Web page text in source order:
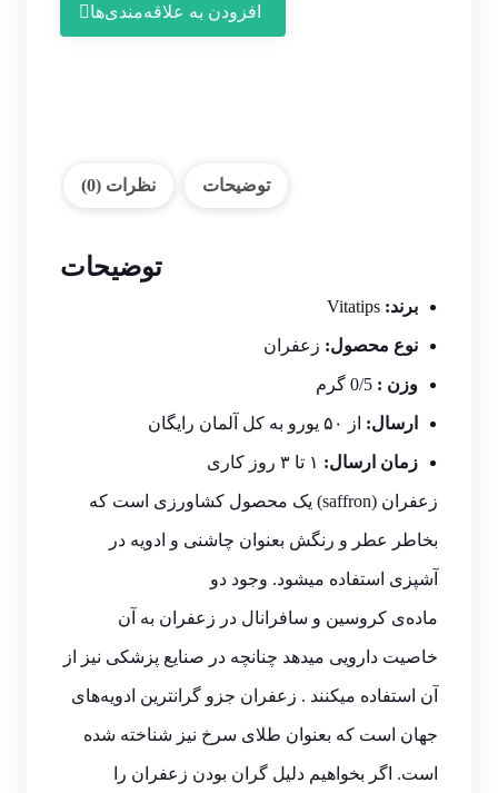
افزودن به علاقه‌مندی‌ها
توضیحات نظرات (0)
توضیحات
برند: Vitatips
نوع محصول: زعفران
وزن : 0/5 گرم
ارسال: از ۵۰ یورو به کل آلمان رایگان
زمان ارسال:
زعفران (saffron) یک محصول کشاورزی است که
بخاطر عطر و رنگش بعنوان چاشنی و ادویه‌ در
آشپزی استفاده میشود. وجود دو
ماده‌ی کروسین و سافرانال در زعفران به آن
خاصیت دارویی میدهد چنانچه در صنایع پزشکی نیز از
آن استفاده میکنند . زعفران جزو گرانترین ادویه‌های
جهان است که بعنوان طلای سرخ نیز شناخته شده
است. اگر بخواهیم دلیل گران بودن زعفران را